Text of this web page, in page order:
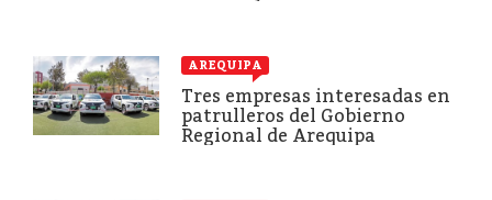
AREQUIPA
Tres empresas interesadas en
patrulleros del Gobierno
Regional de Arequipa